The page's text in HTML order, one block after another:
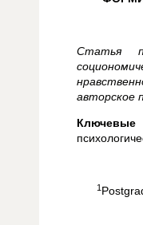
Статья
авторское
Ключевые
1